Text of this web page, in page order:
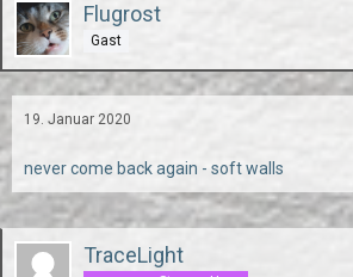
Flugrost
Gast
19. Januar 2020
never come back again - soft walls
TraceLight